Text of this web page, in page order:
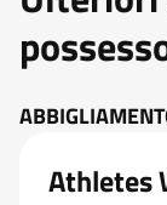
Athletes